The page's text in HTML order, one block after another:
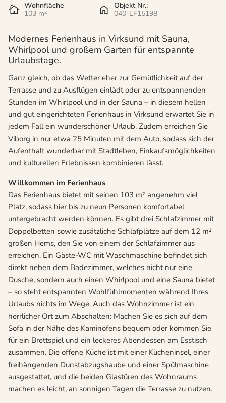
Wohnfläche
103 m²
Objekt Nr.:
040-LF15198
Modernes Ferienhaus in Virksund mit Sauna,
Whirlpool und großem Garten für entspannte
Urlaubstage.
Ganz gleich, ob das Wetter eher zur Gemütlichkeit auf der
Terrasse und zu Ausflügen einlädt oder zu entspannenden
Stunden im Whirlpool und in der Sauna – in diesem hellen
und gut eingerichteten Ferienhaus in Virksund erwartet Sie in
jedem Fall ein wunderschöner Urlaub. Zudem erreichen Sie
Viborg in nur etwa 25 Minuten mit dem Auto, sodass sich der
Aufenthalt wunderbar mit Stadtleben, Einkaufsmöglichkeiten
und kulturellen Erlebnissen kombinieren lässt.
Willkommen im Ferienhaus
Das Ferienhaus bietet mit seinen 103 m² angenehm viel
Platz, sodass hier bis zu neun Personen komfortabel
untergebracht werden können. Es gibt drei Schlafzimmer mit
Doppelbetten sowie zusätzliche Schlafplätze auf dem 12 m²
großen Hems, den Sie von einem der Schlafzimmer aus
erreichen. Ein Gäste-WC mit Waschmaschine befindet sich
direkt neben dem Badezimmer, welches nicht nur eine
Dusche, sondern auch einen Whirlpool und eine Sauna bietet
– so steht entspannten Wohlfühlmomenten während Ihres
Urlaubs nichts im Wege. Auch das Wohnzimmer ist ein
herrlicher Ort zum Abschalten: Machen Sie es sich auf dem
Sofa in der Nähe des Kaminofens bequem oder kommen Sie
für ein Brettspiel und ein leckeres Abendessen am Esstisch
zusammen. Die offene Küche ist mit einer Kücheninsel, einer
freihängenden Dunstabzugshaube und einer Spülmaschine
ausgestattet, und die beiden Glastüren des Wohnraums
machen es leicht, an sonnigen Tagen die Terrasse zu nutzen.